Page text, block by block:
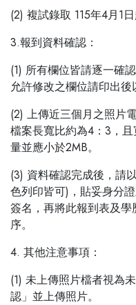
(2) 複試錄取 115年4月1日
3.報到資料確認：
(1) 所有欄位皆請逐一確
允許修改之欄位請印出後
(2) 上傳近三個月之照片
檔案長寬比約為4：3，
量並應小於2MB。
(3) 資料確認完成後，請
色列印皆可)，貼妥身分
簽名，再將此報到表及
序。
4. 其他注意事項：
(1) 未上傳照片檔者視為
認」並上傳照片。